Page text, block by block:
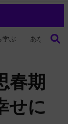
学ぶ あなたの生
春期
せに